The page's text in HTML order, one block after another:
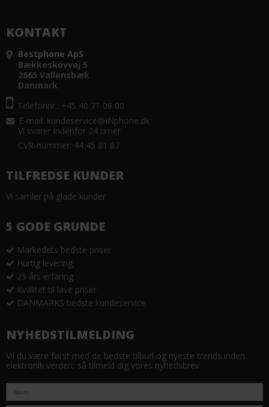
KONTAKT
Bestphone ApS
Bækkeskovvej 5
2665 Vallensbæk
Danmark
Telefonnr.: +45 40 71 08 00
E-mail: kundeservice@INphone.dk
Vi svarer indenfor 24 timer
CVR-nummer: 44 45 81 87
TILFREDSE KUNDER
Vi samler på glade kunder
5 GODE GRUNDE
Markedets bedste priser
Hurtig levering
25 års erfaring
Kvalitet til lave priser
DANMARKS bedste kundeservice
NYHEDSTILMELDING
Vil du være først med de bedste tilbud og nyeste trends inden
elektronik verden, så tilmeld dig vores nyhedsbrev.